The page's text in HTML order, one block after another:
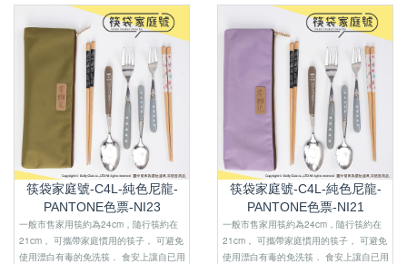
筷袋家庭號-C4L-純色尼龍-
PANTONE色票-NI23
一般市售家用筷約為24cm，隨行筷約在
21cm， 可攜帶家庭慣用的筷子， 可避免
使用漂白有毒的免洗筷． 食安上讓自已用
筷袋家庭號-C4L-純色尼龍-
PANTONE色票-NI21
一般市售家用筷約為24cm，隨行筷約在
21cm， 可攜帶家庭慣用的筷子， 可避免
使用漂白有毒的免洗筷． 食安上讓自已用